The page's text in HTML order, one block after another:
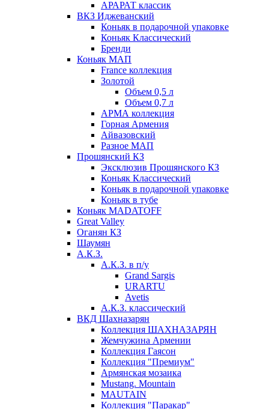
АРАРАТ классик
ВКЗ Иджеванский
Коньяк в подарочной упаковке
Коньяк Классический
Бренди
Коньяк МАП
France коллекция
Золотой
Объем 0,5 л
Объем 0,7 л
АРМА коллекция
Горная Армения
Айвазовский
Разное МАП
Прошянский КЗ
Эксклюзив Прошянского КЗ
Коньяк Классический
Коньяк в подарочной упаковке
Коньяк в тубе
Коньяк MADATOFF
Great Valley
Оганян КЗ
Шаумян
А.К.З.
А.К.З. в п/у
Grand Sargis
URARTU
Avetis
А.К.З. классический
ВКД Шахназарян
Коллекция ШАХНАЗАРЯН
Жемчужина Армении
Коллекция Гаясон
Коллекция "Премиум"
Армянская мозаика
Mustang. Mountain
MAUTAIN
Коллекция "Паракар"